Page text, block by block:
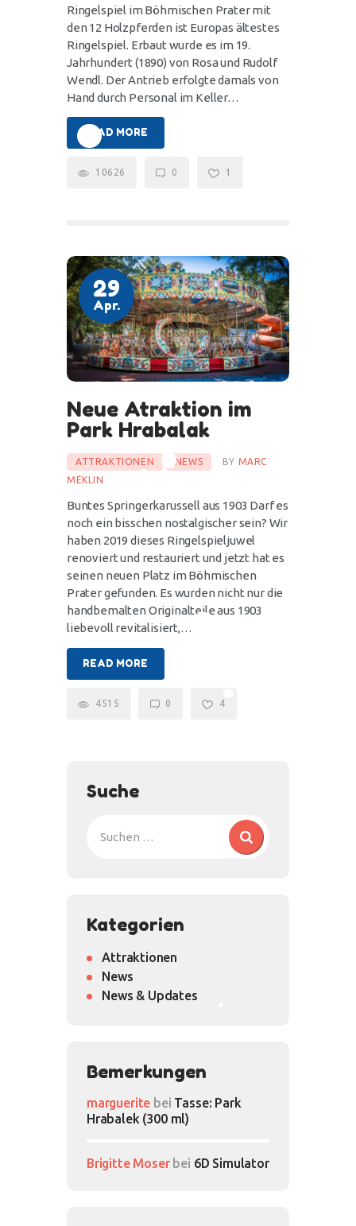
Ringelspiel im Böhmischen Prater mit
den 12 Holzpferden ist Europas ältestes
Ringelspiel. Erbaut wurde es im 19.
Jahrhundert (1890) von Rosa und Rudolf
Wendl. Der Antrieb erfolgte damals von
Hand durch Personal im Keller…
READ MORE
10626 0 1
29
Apr.
Neue Atraktion im
Park Hrabalak
ATTRAKTIONEN NEWS BY MARC
MEKLIN
Buntes Springerkarussell aus 1903 Darf es
noch ein bisschen nostalgischer sein? Wir
haben 2019 dieses Ringelspieljuwel
renoviert und restauriert und jetzt hat es
seinen neuen Platz im Böhmischen
Prater gefunden. Es wurden nicht nur die
handbemalten Originalteile aus 1903
liebevoll revitalisiert,…
READ MORE
4515 0 4
Suche
Kategorien
Attraktionen
News
News & Updates
Bemerkungen
marguerite bei Tasse: Park
Hrabalek (300 ml)
Brigitte Moserbei 6D Simulator